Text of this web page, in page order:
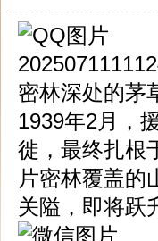
密林深处的茅
1939年2月，
徙，最终扎根
片密林覆盖的
关隘，即将跃